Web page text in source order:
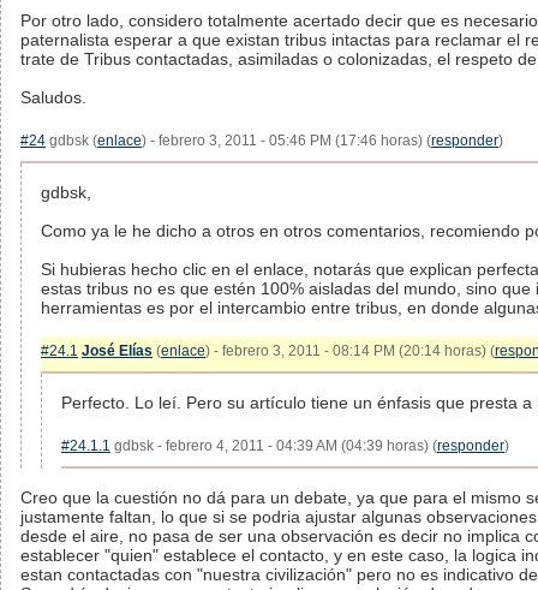
Por otro lado, considero totalmente acertado decir que es
paternalista esperar a que existan tribus intactas para reclamar el
trate de Tribus contactadas, asimiladas o colonizadas, el respeto
Saludos.
#24 gdbsk (enlace) - febrero 3, 2011 - 05:46 PM (17:46 horas) (responder)
gdbsk,
Como ya le he dicho a otros en otros comentarios, recomiendo
Si hubieras hecho clic en el enlace, notarás que explican
estas tribus no es que estén 100% aisladas del mundo, sino
herramientas es por el intercambio entre tribus, en donde
#24.1 José Elías (enlace) - febrero 3, 2011 - 08:14 PM (20:14 horas) (
Perfecto. Lo leí. Pero su artículo tiene un énfasis que presta
#24.1.1 gdbsk - febrero 4, 2011 - 04:39 AM (04:39 horas) (responder)
Creo que la cuestión no dá para un debate, ya que para el mismo
justamente faltan, lo que si se podria ajustar algunas
desde el aire, no pasa de ser una observación es decir no implica
establecer "quien" establece el contacto, y en este caso, la logica
estan contactadas con "nuestra civilización" pero no es indicativo